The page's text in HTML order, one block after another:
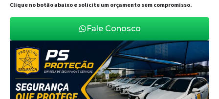
Clique no botão abaixo e solicite um orçamento sem compromisso.
Fale Conosco